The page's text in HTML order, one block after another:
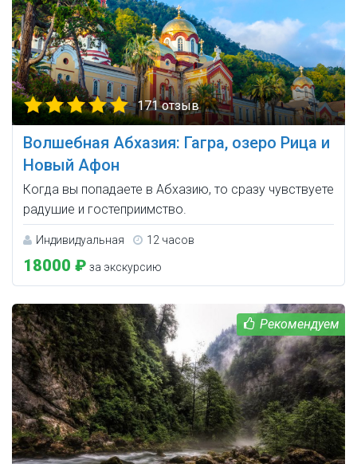
171 отзыв
Волшебная Абхазия: Гагра, озеро Рица и
Новый Афон
Когда вы попадаете в Абхазию, то сразу чувствуете
радушие и гостеприимство.
Индивидуальная 12 часов
18000 ₽ за экскурсию